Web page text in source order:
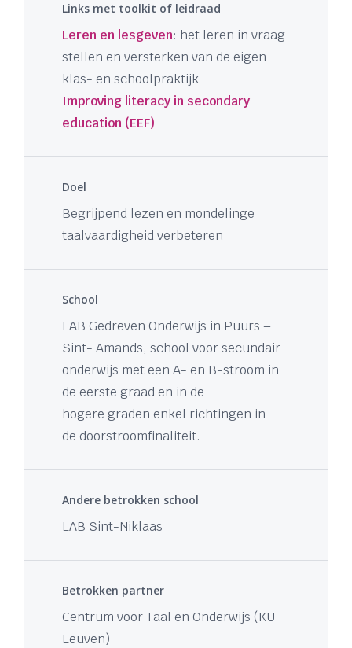
Links met toolkit of leidraad
Leren en lesgeven: het leren in vraag
stellen en versterken van de eigen
klas- en schoolpraktijk
Improving literacy in secondary
education (EEF)
Doel
Begrijpend lezen en mondelinge
taalvaardigheid verbeteren
School
LAB Gedreven Onderwijs in Puurs –
Sint- Amands, school voor secundair
onderwijs met een A- en B-stroom in
de eerste graad en in de
hogere graden enkel richtingen in
de doorstroomfinaliteit.
Andere betrokken school
LAB Sint-Niklaas
Betrokken partner
Centrum voor Taal en Onderwijs (KU
Leuven)